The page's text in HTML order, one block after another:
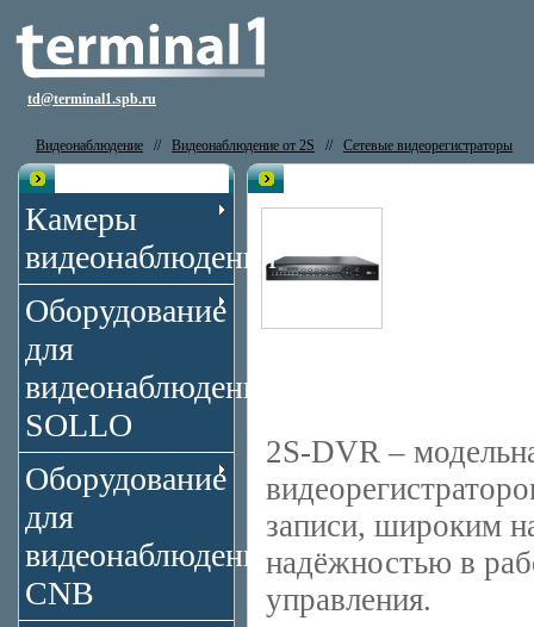
td@terminal1.spb.ru
Видеонаблюдение // Видеонаблюдение от 2S // Сетевые видеорегистраторы
Камеры
видеонаблюдения
Оборудование
для
видеонаблюдения
SOLLO
Оборудование
для
видеонаблюдения
CNB
2S-DVR –
записи, широким
надёжностью в
управления.